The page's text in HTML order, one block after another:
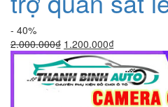
- 40%
2.000.000₫ Giá
gốc
là:
2.000.000₫.
1.200.000₫Giá
hiện
tại
là:
1.200.000₫.